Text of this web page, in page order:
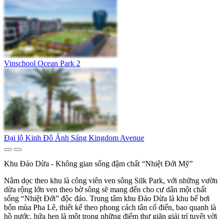
Vinschool Ocean Park 2
Đại lộ Kinh Đô Ánh Sáng Kingdom Avenue
Khu Đảo Dừa - Không gian sống đậm chất “Nhiệt Đới Mỹ”
Nằm dọc theo khu là công viên ven sông Silk Park, với những vườn
dừa rộng lớn ven theo bờ sông sẽ mang đến cho cư dân một chất
sống “Nhiệt Đới” độc đáo. Trung tâm khu Đảo Dừa là khu bể bơi
bốn mùa Pha Lê, thiết kế theo phong cách tân cổ điển, bao quanh là
hồ nước, hứa hẹn là một trong những điểm thư giãn giải trí tuyệt vời